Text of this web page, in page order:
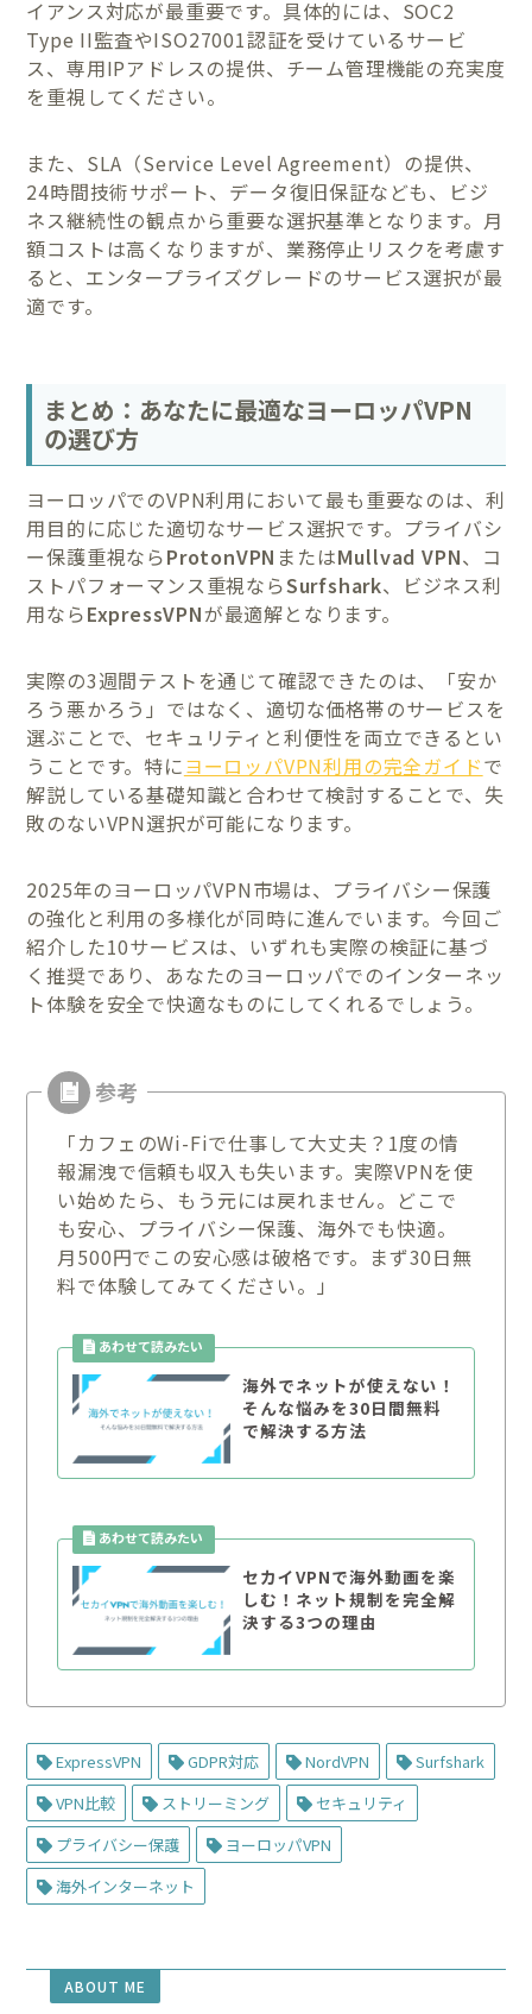
イアンス対応が最重要です。具体的には、SOC2
Type II監査やISO27001認証を受けているサービ
ス、専用IPアドレスの提供、チーム管理機能の充実度
を重視してください。
また、SLA（Service Level Agreement）の提供、
24時間技術サポート、データ復旧保証なども、ビジ
ネス継続性の観点から重要な選択基準となります。月
額コストは高くなりますが、業務停止リスクを考慮す
ると、エンタープライズグレードのサービス選択が最
適です。
まとめ：あなたに最適なヨーロッパVPN
の選び方
ヨーロッパでのVPN利用において最も重要なのは、利
用目的に応じた適切なサービス選択です。プライバシ
ー保護重視ならProtonVPN またはMullvad VPN、コ
ストパフォーマンス重視ならSurfshark、ビジネス利
用ならExpressVPNが最適解となります。
実際の3週間テストを通じて確認できたのは、「安か
ろう悪かろう」ではなく、適切な価格帯のサービスを
選ぶことで、セキュリティと利便性を両立できるとい
うことです。特にヨーロッパVPN利用の完全ガイドで
解説している基礎知識と合わせて検討することで、失
敗のないVPN選択が可能になります。
2025年のヨーロッパVPN市場は、プライバシー保護
の強化と利用の多様化が同時に進んでいます。今回ご
紹介した10サービスは、いずれも実際の検証に基づ
く推奨であり、あなたのヨーロッパでのインターネッ
ト体験を安全で快適なものにしてくれるでしょう。
「カフェのWi-Fiで仕事して大丈夫？1度の情
報漏洩で信頼も収入も失います。実際VPNを使
い始めたら、もう元には戻れません。どこで
も安心、プライバシー保護、海外でも快適。
月500円でこの安心感は破格です。まず30日無
料で体験してみてください。」
海外でネットが使えない！
そんな悩みを30日間無料
で解決する方法
セカイVPNで海外動画を楽
しむ！ネット規制を完全解
決する3つの理由
ExpressVPN GDPR対応 NordVPN
Surfshark
VPN比較
ストリーミング
セキュリティ
プライバシー保護
ヨーロッパVPN
海外インターネット
ABOUT ME